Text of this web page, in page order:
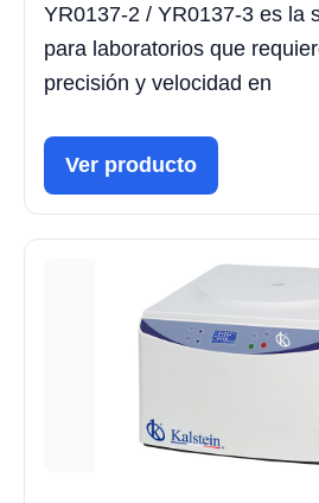
YR0137-2 / YR0137-3 es la
para laboratorios que
precisión y velocidad en
Ver producto